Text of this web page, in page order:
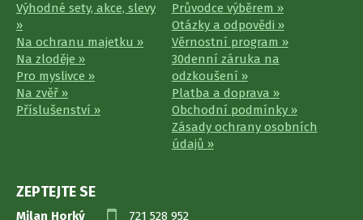
Výhodné sety, akce, slevy
»
Na ochranu majetku »
Na zloděje »
Pro myslivce »
Na zvěř »
Příslušenství »
Průvodce výběrem »
Otázky a odpovědi »
Věrnostní program »
30denní záruka na
odzkoušení »
Platba a doprava »
Obchodní podmínky »
Zásady ochrany osobních
údajů »
ZEPTEJTE SE
Milan Horký 721 528 952